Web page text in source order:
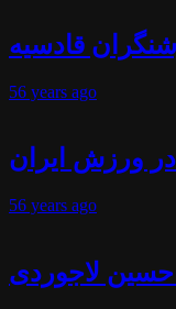
56 years ago
ورزش ایران
56 years ago
حسین لاجوردی